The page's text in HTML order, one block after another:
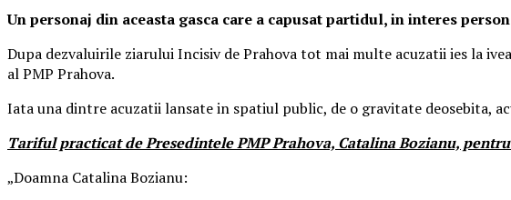
Un personaj din aceasta gasca care a capusat partidul, in interes
Dupa dezvaluirile ziarului Incisiv de Prahova tot mai multe acuzatii ies la
al PMP Prahova.
Iata una dintre acuzatii lansate in spatiul public, de o gravitate deosebita,
Tariful practicat de Presedintele PMP Prahova, Catalina Bozianu,
„Doamna Catalina Bozianu: